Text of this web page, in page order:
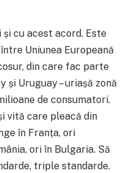
cu acest acord. Este
Uniunea Europeană
din care fac parte
și Uruguay – uriașă zonă
de consumatori.
vită care pleacă din
în Franța, ori
ori în Bulgaria. Să
triple standarde.